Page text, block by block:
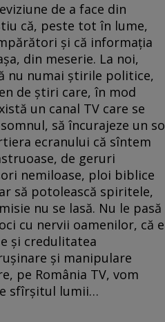
de a face din
că, peste tot în lume,
și că informația
din meserie. La noi,
nu numai știrile politice,
de știri care, în mod
un canal TV care se
să încurajeze un
ecranului că sîntem
de geruri
nemiloase, ploi biblice
să potolească spiritele,
nu se lasă. Nu le pasă
cu nervii oamenilor, că e
și credulitatea
și manipulare
pe România TV, vom
sfîrșitul lumii…